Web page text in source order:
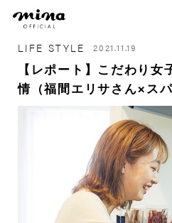
LIFE STYLE 2021.11.19
【レポート】こだわり
情（福間エリサさん×ス